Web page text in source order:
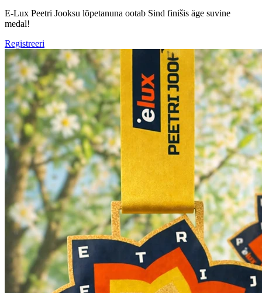
E-Lux Peetri Jooksu lõpetanuna ootab Sind finišis äge suvine
medal!
Registreeri